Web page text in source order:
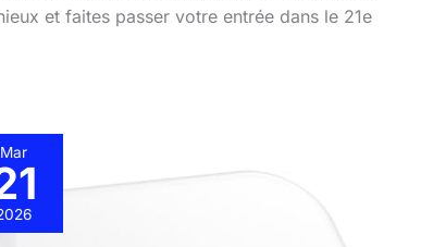
et faites passer votre entrée dans le 21e
Mar
Test
de
la